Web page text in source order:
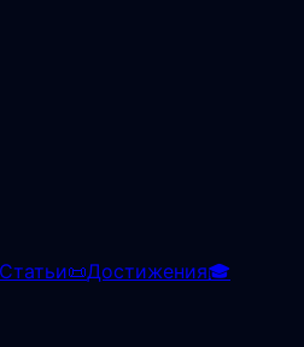
Статьи📜Достижения🎓